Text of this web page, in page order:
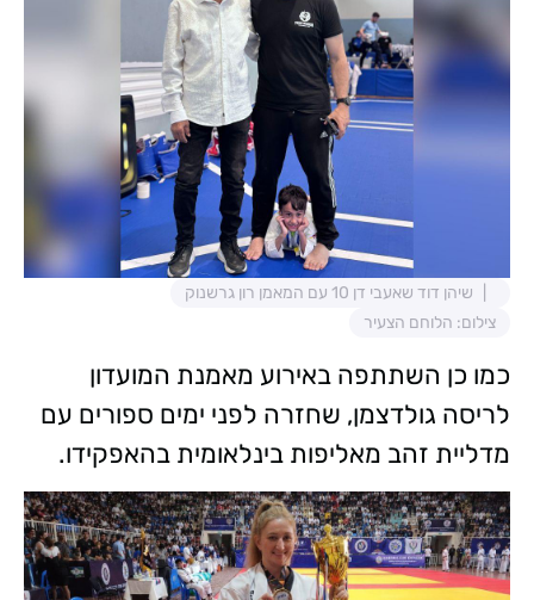
שיהן דוד שאעבי דן 10 עם המאמן רון גרשנוק
צילום: הלוחם הצעיר
כמו כן השתתפה באירוע מאמנת המועדון
לריסה גולדצמן, שחזרה לפני ימים ספורים עם
מדליית זהב מאליפות בינלאומית בהאפקידו.